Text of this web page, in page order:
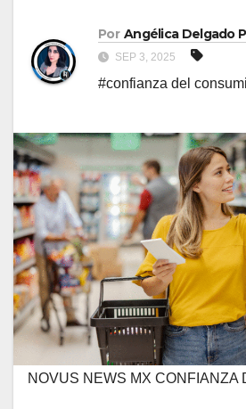
Por Angélica Delgado
SEP 3, 2025
#confianza del
NOVUS NEWS MX CONFIANZA